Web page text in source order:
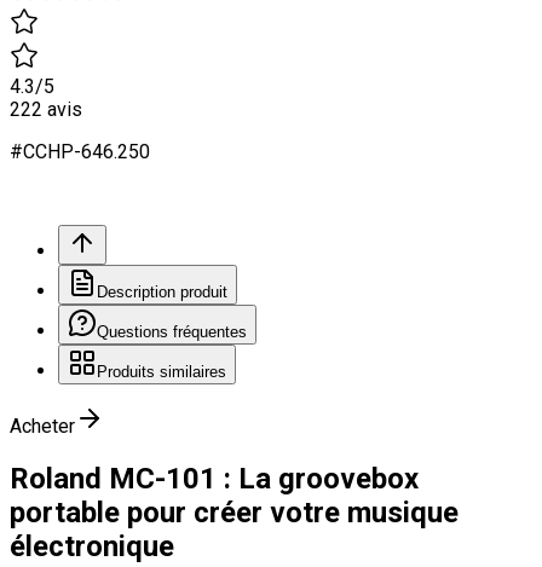
4.3/5
222 avis
#CCHP-646.250
Description produit
Questions fréquentes
Produits similaires
Acheter
Roland MC-101 : La groovebox
portable pour créer votre musique
électronique